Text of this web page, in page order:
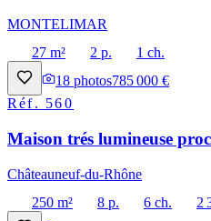
MONTELIMAR
27 m²
2 p.
1 ch.
18 photos785 000 €
Réf. 560
Maison trés lumineuse
Châteauneuf-du-Rhône
250 m²
8 p. 6 ch.
2